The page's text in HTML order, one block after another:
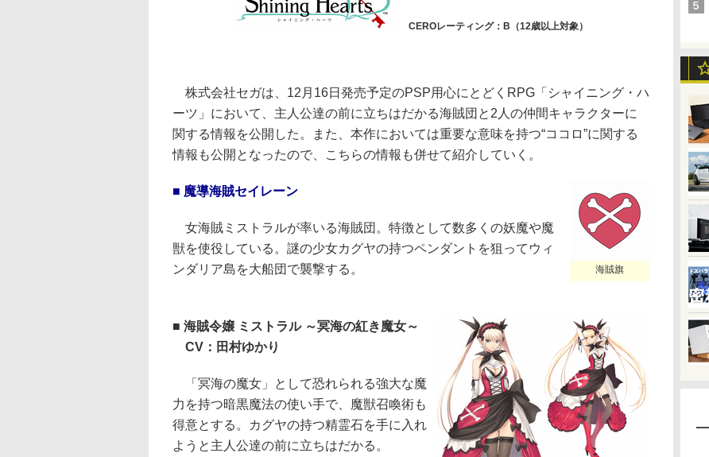
CEROレーティング：B（12歳以上対象）
株式会社セガは、12月16日発売予定のPSP用心にとどくRPG「シャイニング・ハ
ーツ」において、主人公達の前に立ちはだかる海賊団と2人の仲間キャラクターに
関する情報を公開した。また、本作においては重要な意味を持つ“ココロ”に関する
情報も公開となったので、こちらの情報も併せて紹介していく。
海賊旗
■ 魔導海賊セイレーン
女海賊ミストラルが率いる海賊団。特徴として数多くの妖魔や魔
獣を使役している。謎の少女カグヤの持つペンダントを狙ってウィ
ンダリア島を大船団で襲撃する。
■ 海賊令嬢 ミストラル ～冥海の紅き魔女～
CV：田村ゆかり
「冥海の魔女」として恐れられる強大な魔
力を持つ暗黒魔法の使い手で、魔獣召喚術も
得意とする。カグヤの持つ精霊石を手に入れ
ようと主人公達の前に立ちはだかる。